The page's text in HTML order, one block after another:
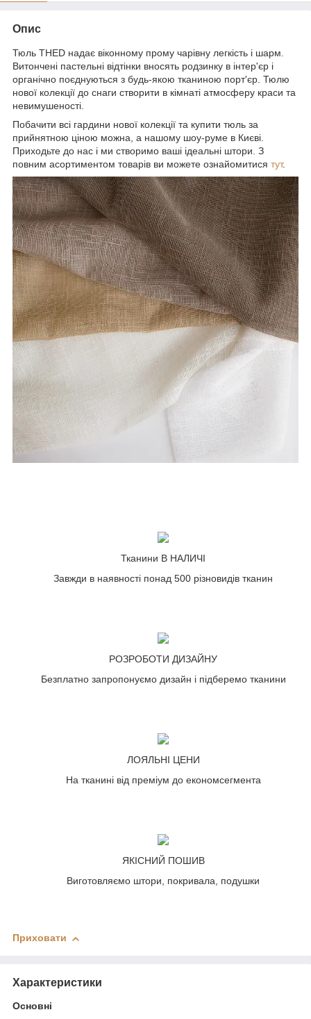
Опис
Тюль THED надає віконному прому чарівну легкість і шарм.
Витончені пастельні відтінки вносять родзинку в інтер'єр і
органічно поєднуються з будь-якою тканиною порт'єр. Тюлю
нової колекції до снаги створити в кімнаті атмосферу краси та
невимушеності.
Побачити всі гардини нової колекції та купити тюль за
прийнятною ціною можна, а нашому шоу-руме в Києві.
Приходьте до нас і ми створимо ваші ідеальні штори. З
повним асортиментом товарів ви можете ознайомитися тут.
Тканини В НАЛИЧІ
Завжди в наявності понад 500 різновидів тканин
РОЗРОБОТИ ДИЗАЙНУ
Безплатно запропонуємо дизайн і підберемо тканини
ЛОЯЛЬНІ ЦЕНИ
На тканині від преміум до економсегмента
ЯКІСНИЙ ПОШИВ
Виготовляємо штори, покривала, подушки
Приховати
Характеристики
Основні